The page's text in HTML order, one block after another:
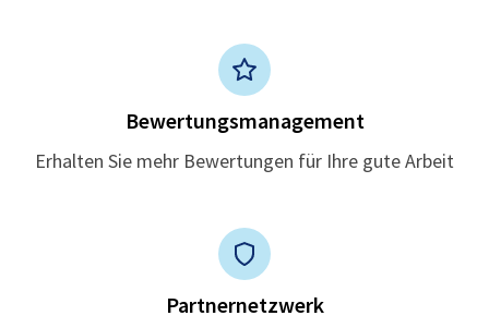
Bewertungsmanagement
Erhalten Sie mehr Bewertungen für Ihre gute Arbeit
Partnernetzwerk